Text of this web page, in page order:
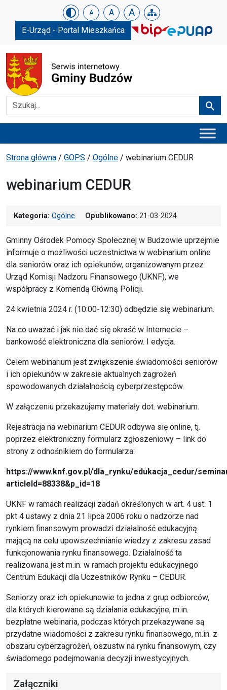
Urząd Gminy w Budzowie
Skip menu A A A
E-Urząd - Portal Mieszkańca
Szukaj
Ścieżka powrotu
Strona główna / GOPS / Ogólne / webinarium CEDUR
webinarium CEDUR
Kategoria: Ogólne Opublikowano: 21-03-2024
Gminny Ośrodek Pomocy Społecznej w Budzowie uprzejmie
informuje o możliwości uczestnictwa w webinarium online
dla seniorów oraz ich opiekunów, organizowanym przez
Urząd Komisji Nadzoru Finansowego (UKNF), we
współpracy z Komendą Główną Policji.
24 kwietnia 2024 r. (10:00-12:30) odbędzie się webinarium.
Na co uważać i jak nie dać się okraść w Internecie –
bankowość elektroniczna dla seniorów. I edycja.
Celem webinarium jest zwiększenie świadomości seniorów
i ich opiekunów w zakresie aktualnych zagrożeń
spowodowanych działalnością cyberprzestępców.
W załączeniu przekazujemy materiały dot. webinarium.
Rejestracja na webinarium CEDUR odbywa się online, tj.
poprzez elektroniczny formularz zgłoszeniowy – link do
strony z odnośnikiem do formularza:
https://www.knf.gov.pl/dla_rynku/edukacja_cedur/
articleId=88338&p_id=18
UKNF w ramach realizacji zadań określonych w art. 4 ust. 1
pkt 4 ustawy z dnia 21 lipca 2006 roku o nadzorze nad
rynkiem finansowym prowadzi działalność edukacyjną
mającą na celu upowszechnianie wiedzy z zakresu zasad
funkcjonowania rynku finansowego. Działalność ta
realizowana jest m.in. w ramach projektu edukacyjnego
Centrum Edukacji dla Uczestników Rynku – CEDUR.
Seniorzy oraz ich opiekunowie to jedna z grup odbiorców,
dla których kierowane są działania edukacyjne, m.in.
bezpłatne webinaria, podczas których przekazywane są
przydatne wiadomości z zakresu rynku finansowego, m.in. z
obszaru cyberzagrożeń, oszustw na rynku finansowym, czy
świadomego podejmowania decyzji inwestycyjnych.
Załączniki